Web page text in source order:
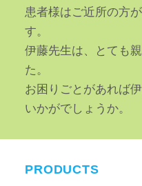
患者様はご近所の方
す。
伊藤先生は、とても
た。
お困りごとがあれば
いかがでしょうか。
PRODUCTS